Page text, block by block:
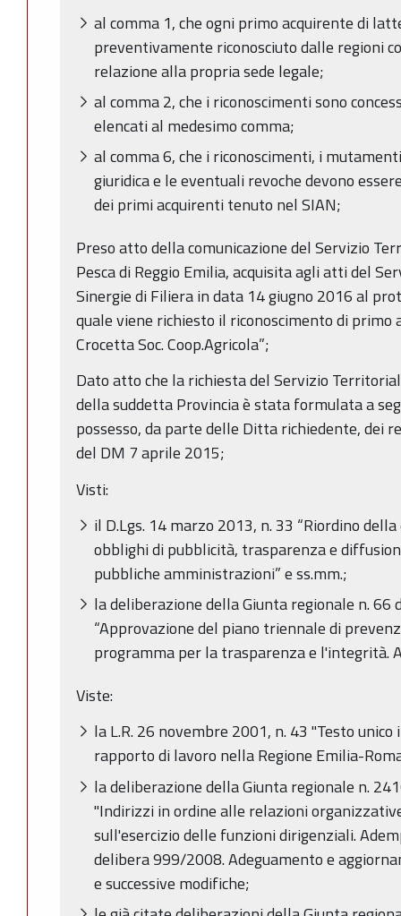
al comma 1, che ogni primo acquirente di
preventivamente riconosciuto dalle regioni
relazione alla propria sede legale;
al comma 2, che i riconoscimenti sono
elencati al medesimo comma;
al comma 6, che i riconoscimenti, i
giuridica e le eventuali revoche devono
dei primi acquirenti tenuto nel SIAN;
Preso atto della comunicazione del Servizio
Pesca di Reggio Emilia, acquisita agli atti del
Sinergie di Filiera in data 14 giugno 2016 al
quale viene richiesto il riconoscimento di primo
Crocetta Soc. Coop.Agricola”;
Dato atto che la richiesta del Servizio
della suddetta Provincia è stata formulata a
possesso, da parte delle Ditta richiedente, dei
del DM 7 aprile 2015;
Visti:
il D.Lgs. 14 marzo 2013, n. 33 “Riordino
obblighi di pubblicità, trasparenza e
pubbliche amministrazioni” e ss.mm.;
la deliberazione della Giunta regionale n. 66
“Approvazione del piano triennale di
programma per la trasparenza e l'integrità.
Viste:
la L.R. 26 novembre 2001, n. 43 "Testo
rapporto di lavoro nella Regione Emilia-
la deliberazione della Giunta regionale n.
"Indirizzi in ordine alle relazioni
sull'esercizio delle funzioni dirigenziali.
delibera 999/2008. Adeguamento e
e successive modifiche;